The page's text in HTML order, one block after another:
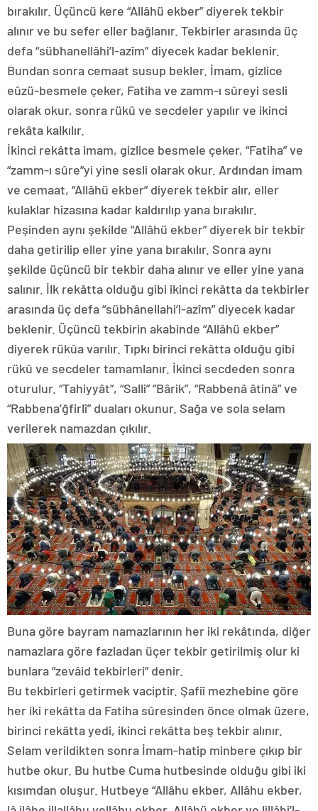
bırakılır. Üçüncü kere “Allâhü ekber” diyerek tekbir
alınır ve bu sefer eller bağlanır. Tekbirler arasında üç
defa “sübhanellâhi’l-azîm” diyecek kadar beklenir.
Bundan sonra cemaat susup bekler. İmam, gizlice
eûzü-besmele çeker, Fatiha ve zamm-ı sûreyi sesli
olarak okur, sonra rükû ve secdeler yapılır ve ikinci
rekâta kalkılır.
İkinci rekâtta imam, gizlice besmele çeker, “Fatiha” ve
“zamm-ı sûre”yi yine sesli olarak okur. Ardından imam
ve cemaat, “Allâhü ekber” diyerek tekbir alır, eller
kulaklar hizasına kadar kaldırılıp yana bırakılır.
Peşinden aynı şekilde “Allâhü ekber” diyerek bir tekbir
daha getirilip eller yine yana bırakılır. Sonra aynı
şekilde üçüncü bir tekbir daha alınır ve eller yine yana
salınır. İlk rekâtta olduğu gibi ikinci rekâtta da tekbirler
arasında üç defa “sübhânellahi’l-azîm” diyecek kadar
beklenir. Üçüncü tekbirin akabinde “Allâhü ekber”
diyerek rükûa varılır. Tıpkı birinci rekâtta olduğu gibi
rükû ve secdeler tamamlanır. İkinci secdeden sonra
oturulur. “Tahiyyât”, “Salli” “Bârik”, “Rabbenâ âtinâ” ve
“Rabbena’ğfirlî” duaları okunur. Sağa ve sola selam
verilerek namazdan çıkılır.
Buna göre bayram namazlarının her iki rekâtında, diğer
namazlara göre fazladan üçer tekbir getirilmiş olur ki
bunlara “zevâid tekbirleri” denir.
Bu tekbirleri getirmek vaciptir. Şafiî mezhebine göre
her iki rekâtta da Fatiha sûresinden önce olmak üzere,
birinci rekâtta yedi, ikinci rekâtta beş tekbir alınır.
Selam verildikten sonra İmam-hatip minbere çıkıp bir
hutbe okur. Bu hutbe Cuma hutbesinde olduğu gibi iki
kısımdan oluşur. Hutbeye “Allâhu ekber, Allâhu ekber,